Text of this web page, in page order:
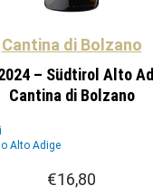
Cantina di Bolzano
– Südtirol Alto
Cantina di Bolzano
Alto Adige
€16,80